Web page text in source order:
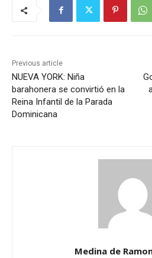
Previous article
NUEVA YORK: Niña
barahonera se convirtió en la
Reina Infantil de la Parada
Dominicana
Medina de